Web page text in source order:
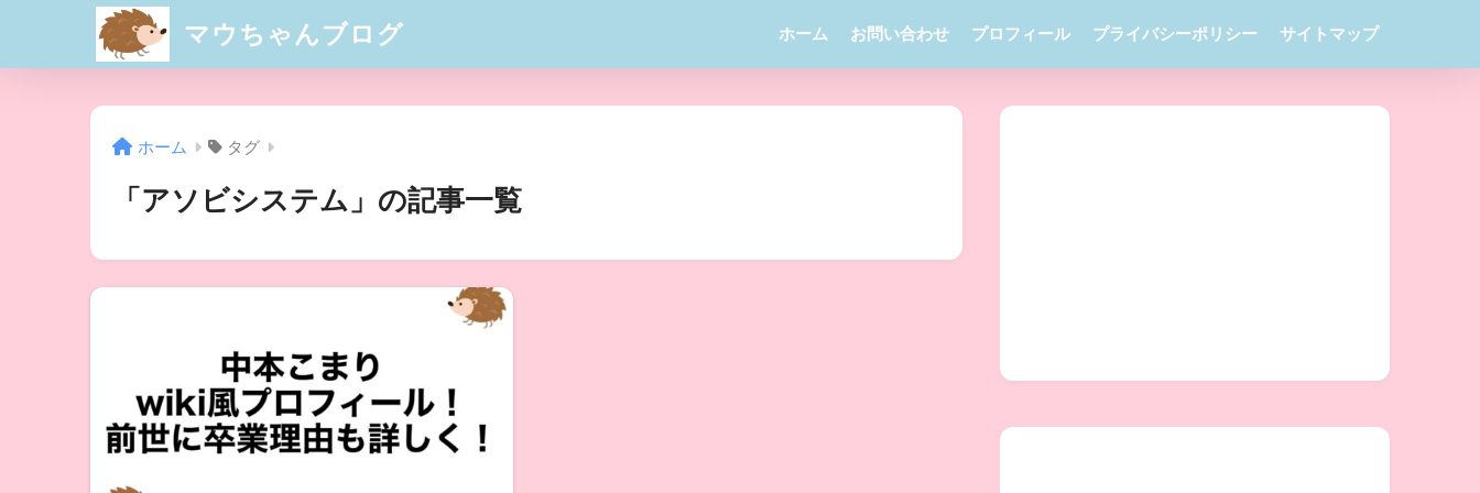
マウちゃんブログ ホーム お問い合わせ プロフィール プライバシーポリシー サイトマップ
ホーム タグ
「アソビシステム」の記事一覧